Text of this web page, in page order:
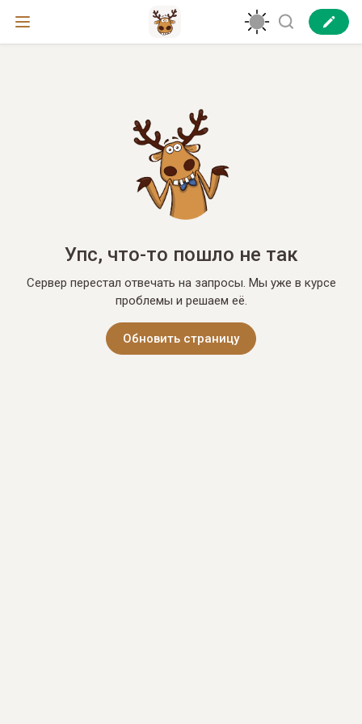
Упс, что-то пошло не так
Сервер перестал отвечать на запросы. Мы уже в курсе
проблемы и решаем её.
Обновить страницу